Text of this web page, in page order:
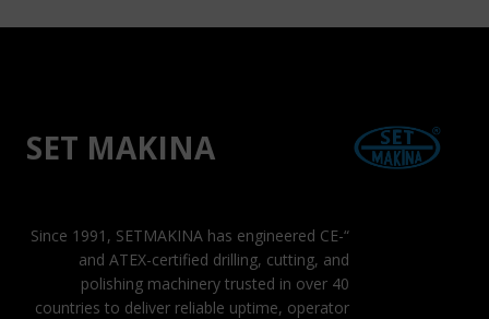
SET MAKINA
“Since 1991, SETMAKINA has engineered CE-
and ATEX-certified drilling, cutting, and
polishing machinery trusted in over 40
countries to deliver reliable uptime, operator